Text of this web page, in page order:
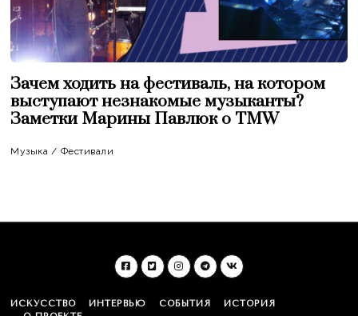
Зачем ходить на фестиваль, на котором
выступают незнакомые музыканты?
Заметки Марины Павлюк о TMW
Музыка / Фестивали
ИСКУССТВО ИНТЕРВЬЮ СОБЫТИЯ
ИСТОРИЯ